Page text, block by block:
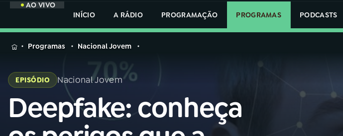
AO VIVO
INÍCIO
A RÁDIO PROGRAMAÇÃO PROGRAMAS PODCASTS
MENU
Buscar
na
Rádio
Nacional
na
Rádio
Programas Nacional Jovem
EPISÓDIO Nacional Jovem
Deepfake: conheça